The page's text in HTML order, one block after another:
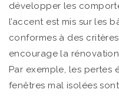
développer les
l’accent est mis sur les
conformes à des
encourage la
Par exemple, les pertes
fenêtres mal isolées